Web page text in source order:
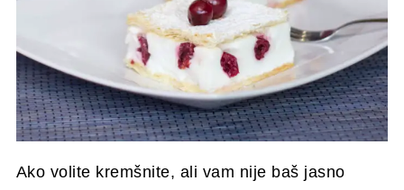
Ako volite kremšnite, ali vam nije baš jasno